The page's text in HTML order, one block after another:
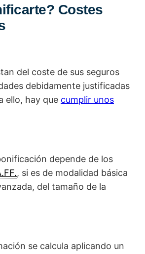
Costes
del coste de sus seguros
debidamente justificadas
ello, hay que cumplir unos
depende de los
, si es de modalidad básica
del tamaño de la
se calcula aplicando un